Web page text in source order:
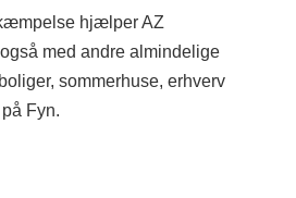
hjælper AZ
med andre almindelige
sommerhuse, erhverv
Fyn.